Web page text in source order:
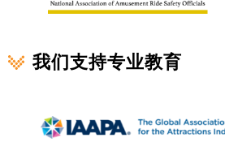
我们支持专业教育